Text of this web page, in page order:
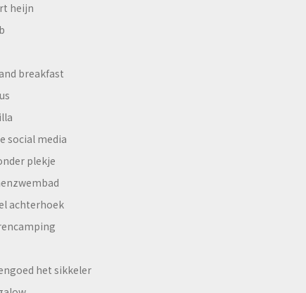
heijn
breakfast
social media
plekje
achterhoek
het sikkeler